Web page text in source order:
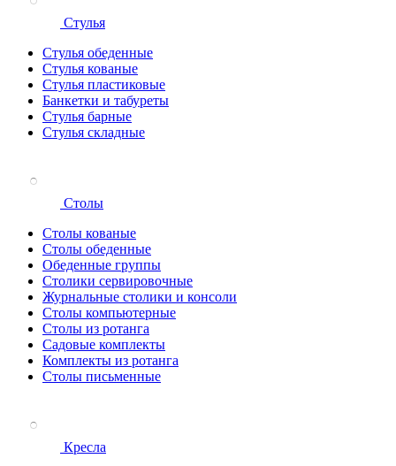
Стулья
Стулья обеденные
Стулья кованые
Стулья пластиковые
Банкетки и табуреты
Стулья барные
Стулья складные
Столы
Столы кованые
Столы обеденные
Обеденные группы
Столики сервировочные
Журнальные столики и консоли
Столы компьютерные
Столы из ротанга
Садовые комплекты
Комплекты из ротанга
Столы письменные
Кресла